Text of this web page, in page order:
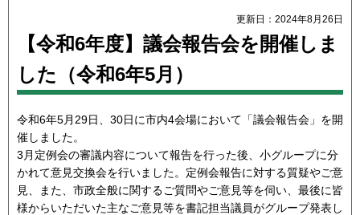
更新日：2024年8月26日
【令和6年度】議会報告会を開催しま
した（令和6年5月）
令和6年5月29日、30日に市内4会場において「議会報告会」を開
催しました。
3月定例会の審議内容について報告を行った後、小グループに分
かれて意見交換会を行いました。定例会報告に対する質疑やご意
見、また、市政全般に関するご質問やご意見等を伺い、最後に皆
様からいただいた主なご意見等を書記担当議員がグループ発表し